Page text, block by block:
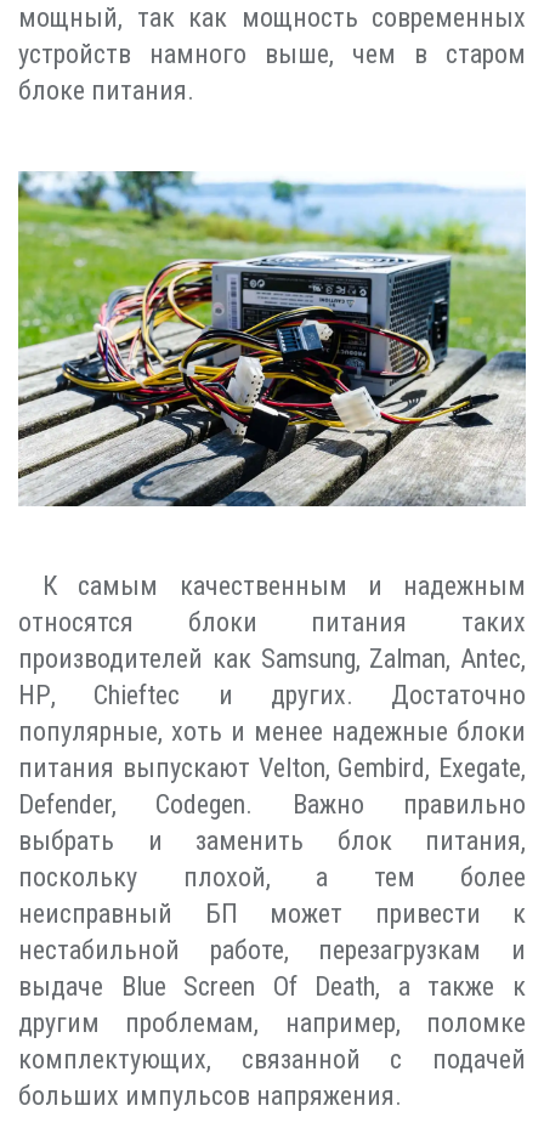
мощный, так как мощность современных
устройств намного выше, чем в старом
блоке питания.
К самым качественным и надежным
относятся блоки питания таких
производителей как Samsung, Zalman, Antec,
НР, Chieftec и других. Достаточно
популярные, хоть и менее надежные блоки
питания выпускают Velton, Gembird, Exegate,
Defender, Codegen. Важно правильно
выбрать и заменить блок питания,
поскольку плохой, а тем более
неисправный БП может привести к
нестабильной работе, перезагрузкам и
выдаче Blue Screen Of Death, а также к
другим проблемам, например, поломке
комплектующих, связанной с подачей
больших импульсов напряжения.